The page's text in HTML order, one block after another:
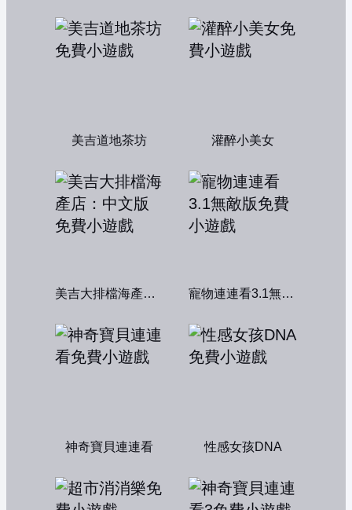
美吉道地茶坊 灌醉小美女
美吉大排檔海產店：中文版 寵物連連看3.1無敵版
神奇寶貝連連看 性感女孩DNA